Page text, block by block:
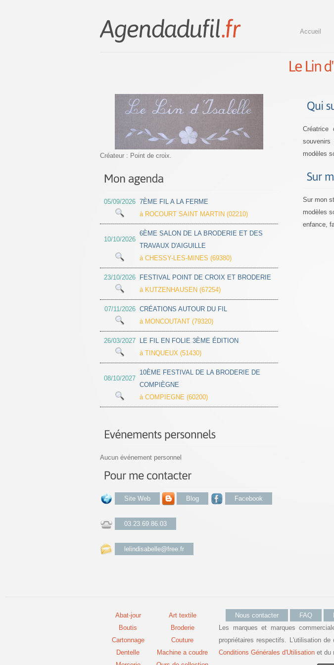
Accueil
Créateur : Point de croix.
05/09/2026 7ÈME FIL A LA FERME
à ROCOURT SAINT MARTIN (02210)
10/10/2026
6ÈME SALON DE LA BRODERIE ET DES
TRAVAUX D'AIGUILLE
à CHESSY-LES-MINES (69380)
23/10/2026
FESTIVAL POINT DE CROIX ET BRODERIE
à KUTZENHAUSEN (67254)
07/11/2026 CRÉATIONS AUTOUR DU FIL
à MONCOUTANT (79320)
26/03/2027
LE FIL EN FOLIE 3ÈME ÉDITION
à TINQUEUX (51430)
08/10/2027
10ÈME FESTIVAL DE LA BRODERIE DE
COMPIÈGNE
à COMPIEGNE (60200)
Aucun événement personnel
Site Web Blog Facebook
03.23.69.86.03
lelindisabelle@free.fr
souvenirs
modèles
Sur mon
modèles
enfance,
Abat-jour
Art textile
Boutis
Broderie
Cartonnage
Couture
Dentelle
Machine a coudre
Nous contacter FAQ
Les marques et marques
propriétaires respectifs. L'utilisation
Conditions Générales d'Utilisation et du